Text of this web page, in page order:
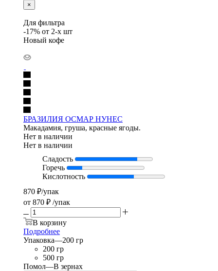
×
Для фильтра
-17% от 2-х шт
Новый кофе
БРАЗИЛИЯ ОСМАР НУНЕС
Макадамия, груша, красные ягоды.
Нет в наличии
Нет в наличии
Сладость
Горечь
Кислотность
870 ₽/упак
от 870 ₽ /упак
В корзину
Подробнее
Упаковка—200 гр
200 гр
500 гр
Помол—В зернах